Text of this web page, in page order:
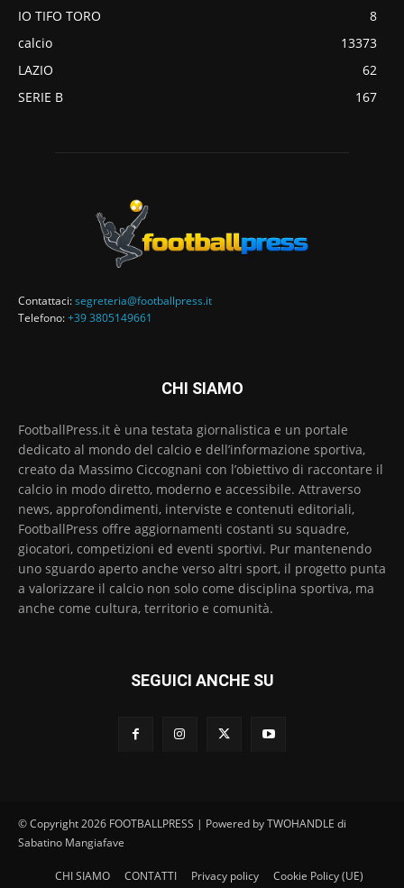
IO TIFO TORO
8
calcio
13373
LAZIO
62
SERIE B
167
Contattaci:segreteria@footballpress.it
Telefono:+39 3805149661
CHI SIAMO
FootballPress.it è una testata giornalistica e un portale
dedicato al mondo del calcio e dell’informazione sportiva,
creato da Massimo Ciccognani con l’obiettivo di raccontare il
calcio in modo diretto, moderno e accessibile. Attraverso
news, approfondimenti, interviste e contenuti editoriali,
FootballPress offre aggiornamenti costanti su squadre,
giocatori, competizioni ed eventi sportivi. Pur mantenendo
uno sguardo aperto anche verso altri sport, il progetto punta
a valorizzare il calcio non solo come disciplina sportiva, ma
anche come cultura, territorio e comunità.
SEGUICI ANCHE SU
© Copyright 2026 FOOTBALLPRESS | Powered by TWOHANDLE di
Sabatino Mangiafave
CHI SIAMO CONTATTI Privacy policy Cookie Policy (UE)